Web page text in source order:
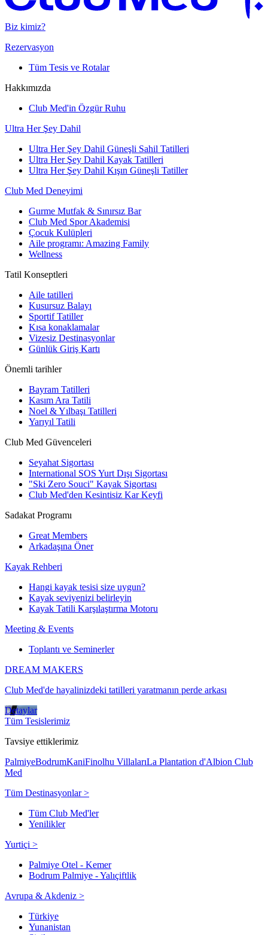
Biz kimiz?
Rezervasyon
Tüm Tesis ve Rotalar
Hakkımızda
Club Med'in Özgür Ruhu
Ultra Her Şey Dahil
Ultra Her Şey Dahil Güneşli Sahil Tatilleri
Ultra Her Şey Dahil Kayak Tatilleri
Ultra Her Şey Dahil Kışın Güneşli Tatiller
Club Med Deneyimi
Gurme Mutfak & Sınırsız Bar
Club Med Spor Akademisi
Çocuk Kulüpleri
Aile programı: Amazing Family
Wellness
Tatil Konseptleri
Aile tatilleri
Kusursuz Balayı
Sportif Tatiller
Kısa konaklamalar
Vizesiz Destinasyonlar
Günlük Giriş Kartı
Önemli tarihler
Bayram Tatilleri
Kasım Ara Tatili
Noel & Yılbaşı Tatilleri
Yarıyıl Tatili
Club Med Güvenceleri
Seyahat Sigortası
International SOS Yurt Dışı Sigortası
"Ski Zero Souci" Kayak Sigortası
Club Med'den Kesintisiz Kar Keyfi
Sadakat Programı
Great Members
Arkadaşına Öner
Kayak Rehberi
Hangi kayak tesisi size uygun?
Kayak seviyenizi belirleyin
Kayak Tatili Karşılaştırma Motoru
Meeting & Events
Toplantı ve Seminerler
DREAM MAKERS
Club Med'de hayalinizdeki tatilleri yaratmanın perde arkası
Detaylar
Tüm Tesislerimiz
Tavsiye ettiklerimiz
PalmiyeBodrumKaniFinolhu VillalarıLa Plantation d'Albion Club
Med
Tüm Destinasyonlar >
Tüm Club Med'ler
Yenilikler
Yurtiçi >
Palmiye Otel - Kemer
Bodrum Palmiye - Yalıçiftlik
Avrupa & Akdeniz >
Türkiye
Yunanistan